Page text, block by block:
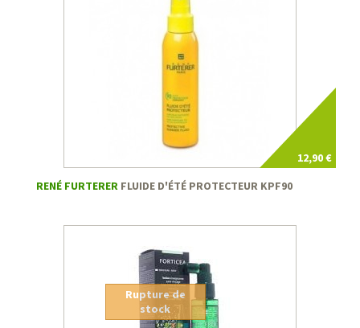
12,90 €
RENÉ FURTERER FLUIDE D'ÉTÉ PROTECTEUR KPF90
Rupture de
stock